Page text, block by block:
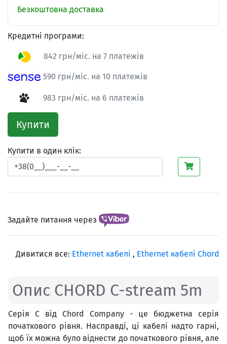
Безкоштовна доставка
Кредитні програми:
842 грн/міс. на 7 платежів
590 грн/міс. на 10 платежів
983 грн/міс. на 6 платежів
Купити
Купити в один клік:
Задайте питання через
Дивитися все: Ethernet кабелі , Ethernet кабелі Chord
Опис CHORD C-stream 5m
Серія C від Chord Company - це бюджетна серія
початкового рівня. Насправді, ці кабелі надто гарні,
щоб їх можна було віднести до початкового рівня, але